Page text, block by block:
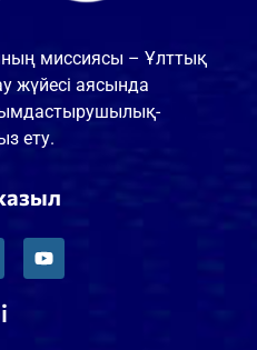
миссиясы – Ұлттық
жүйесі аясында
ету.